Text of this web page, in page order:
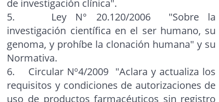
de investigación clínica".
5. Ley N° 20.120/2006 "Sobre la
investigación científica en el ser humano, su
genoma, y prohíbe la clonación humana" y su
Normativa.
6. Circular Nº4/2009 "Aclara y actualiza los
requisitos y condiciones de autorizaciones de
uso de productos farmacéuticos sin registro